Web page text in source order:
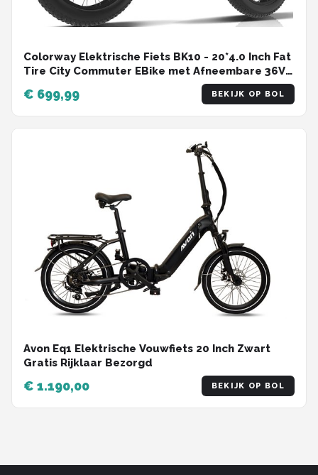
Colorway Elektrische Fiets BK10 - 20*4.0 Inch Fat
Tire City Commuter EBike met Afneembare 36V
12Ah Lithium Batterij - Opvouwbaar Mountain E-
Bike met 250W Motor - 7 Versnellingen - IP54
Waterdicht
€ 699,99 BEKIJK OP BOL
Avon Eq1 Elektrische Vouwfiets 20 Inch Zwart
Gratis Rijklaar Bezorgd
€ 1.190,00 BEKIJK OP BOL